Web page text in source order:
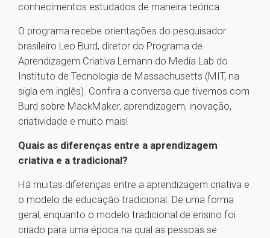
conhecimentos estudados de maneira teórica.
O programa recebe orientações do pesquisador
brasileiro Leo Burd, diretor do Programa de
Aprendizagem Criativa Lemann do Media Lab do
Instituto de Tecnologia de Massachusetts (MIT, na
sigla em inglês). Confira a conversa que tivemos com
Burd sobre MackMaker, aprendizagem, inovação,
criatividade e muito mais!
Quais as diferenças entre a aprendizagem
criativa e a tradicional?
Há muitas diferenças entre a aprendizagem criativa e
o modelo de educação tradicional. De uma forma
geral, enquanto o modelo tradicional de ensino foi
criado para uma época na qual as pessoas se